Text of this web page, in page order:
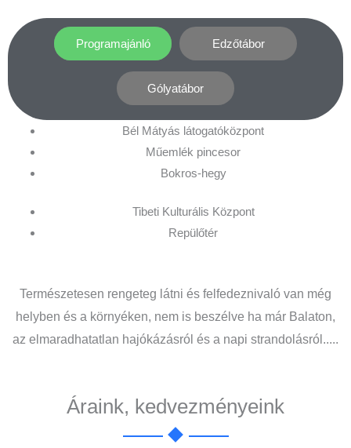
Programajánló Edzőtábor
Gólyatábor
Bél Mátyás látogatóközpont
Műemlék pincesor
Bokros-hegy
Tibeti Kulturális Központ
Repülőtér
Természetesen rengeteg látni és felfedeznivaló van még
helyben és a környéken, nem is beszélve ha már Balaton,
az elmaradhatatlan hajókázásról és a napi strandolásról.....
Áraink, kedvezményeink